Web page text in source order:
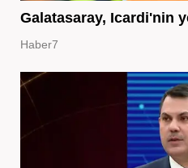
Galatasaray, Icardi'nin
Haber7